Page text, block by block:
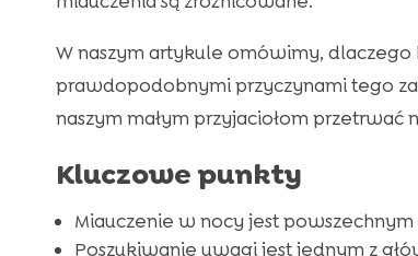
W naszym artykule omówimy,
prawdopodobnymi przyczynami tego
naszym małym przyjaciołom przetrwać
Kluczowe punkty
Miauczenie w nocy jest
Poszukiwanie uwagi jest jednym z